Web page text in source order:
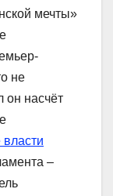
мечты»
не
он насчёт
–